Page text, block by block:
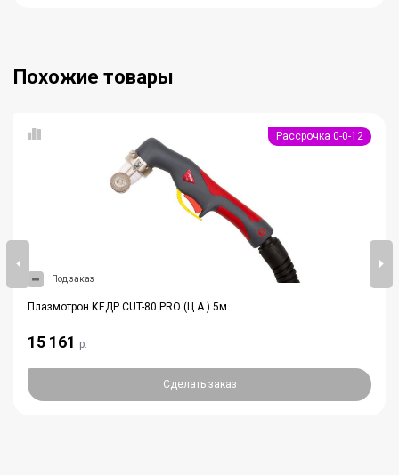
Похожие товары
Рассрочка 0-0-12
Под заказ
Плазмотрон КЕДР CUT-80 PRO (Ц.А.) 5м
15 161 р.
Сделать заказ